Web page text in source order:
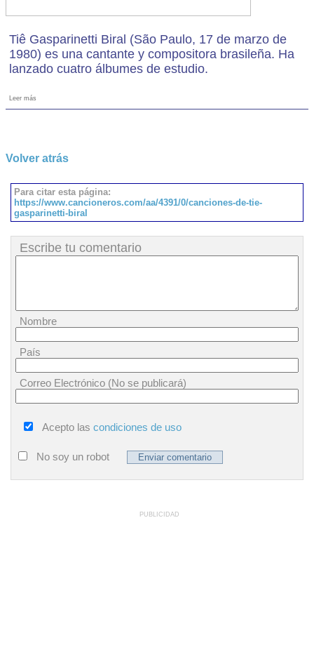
Tiê Gasparinetti Biral (São Paulo, 17 de marzo de
1980) es una cantante y compositora brasileña. Ha
lanzado cuatro álbumes de estudio.
Leer más
Volver atrás
Para citar esta página:
https://www.cancioneros.com/aa/4391/0/canciones-de-tie-
gasparinetti-biral
Escribe tu comentario
Nombre
País
Correo Electrónico (No se publicará)
Acepto las condiciones de uso
No soy un robot
PUBLICIDAD